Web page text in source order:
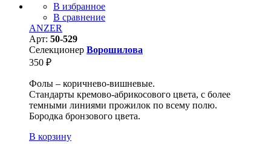
В избранное
В сравнение
ANZER
Арт: 50-529
Селекционер Ворошилова
350 ₽
Фолы – коричнево-вишневые.
Стандарты кремово-абрикосового цвета, с более
темными линиями прожилок по всему полю.
Бородка бронзового цвета.
В корзину